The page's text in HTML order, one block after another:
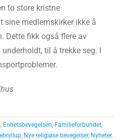
to store kristne
sine medlemskirker ikke å
Dette fikk også flere av
til å trekke seg. I
, Enhetsbevegelsen, Familieforbundet,
, Nye religiøse bevegelser, Nyheter,